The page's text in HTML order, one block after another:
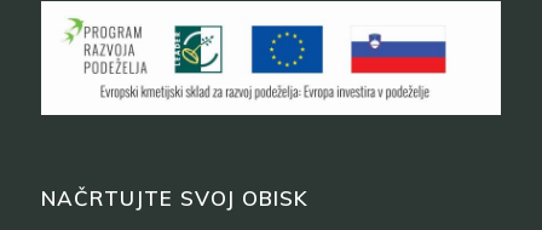
NAČRTUJTE SVOJ OBISK